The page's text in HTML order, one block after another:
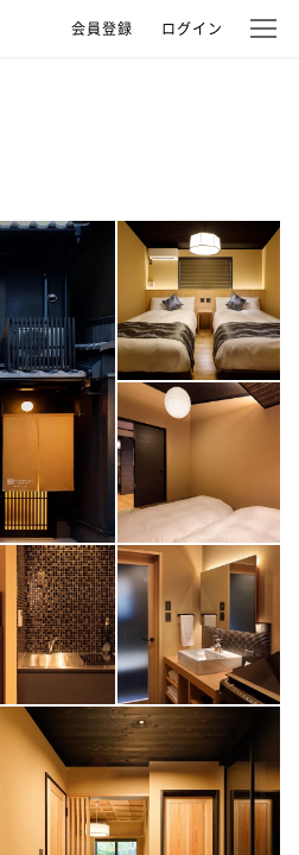
会員登録 ログイン